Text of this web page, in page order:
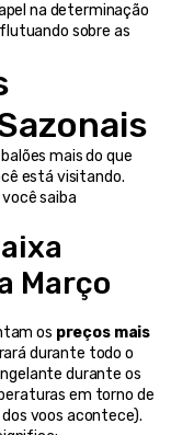
na determinação
sobre as
mais do que
está visitando.
saiba
Março
os preços mais
durante todo o
durante os
em torno de
dos voos acontece).